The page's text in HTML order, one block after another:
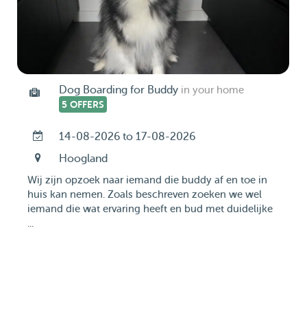
Dog Boarding for Buddy in your home
5 OFFERS
14-08-2026 to 17-08-2026
Hoogland
Wij zijn opzoek naar iemand die buddy af en toe in
huis kan nemen. Zoals beschreven zoeken we wel
iemand die wat ervaring heeft en bud met duidelijke
...